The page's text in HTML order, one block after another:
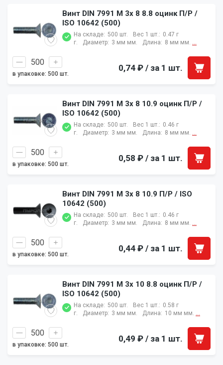
Винт DIN 7991 M 3x 8 8.8 оцинк П/Р /
ISO 10642 (500)
На складе: 500 шт. Вес 1 шт.: 0.47 г
г.
Диаметр: 3 мм мм. Длина: 8 мм мм. ...
в упаковке: 500 шт.
0,74 ₽ / за 1 шт.
Винт DIN 7991 M 3x 8 10.9 оцинк П/Р /
ISO 10642 (500)
На складе: 500 шт. Вес 1 шт.: 0.46 г
г.
Диаметр: 3 мм мм. Длина: 8 мм мм. ...
в упаковке: 500 шт.
0,58 ₽ / за 1 шт.
Винт DIN 7991 M 3x 8 10.9 П/Р / ISO
10642 (500)
На складе: 500 шт. Вес 1 шт.: 0.46 г
г.
Диаметр: 3 мм мм. Длина: 8 мм мм. ...
в упаковке: 500 шт.
0,44 ₽ / за 1 шт.
Винт DIN 7991 M 3x 10 8.8 оцинк П/Р /
ISO 10642 (500)
На складе: 500 шт. Вес 1 шт.: 0.58 г
г.
Диаметр: 3 мм мм. Длина: 10 мм мм. ...
в упаковке: 500 шт.
0,49 ₽ / за 1 шт.